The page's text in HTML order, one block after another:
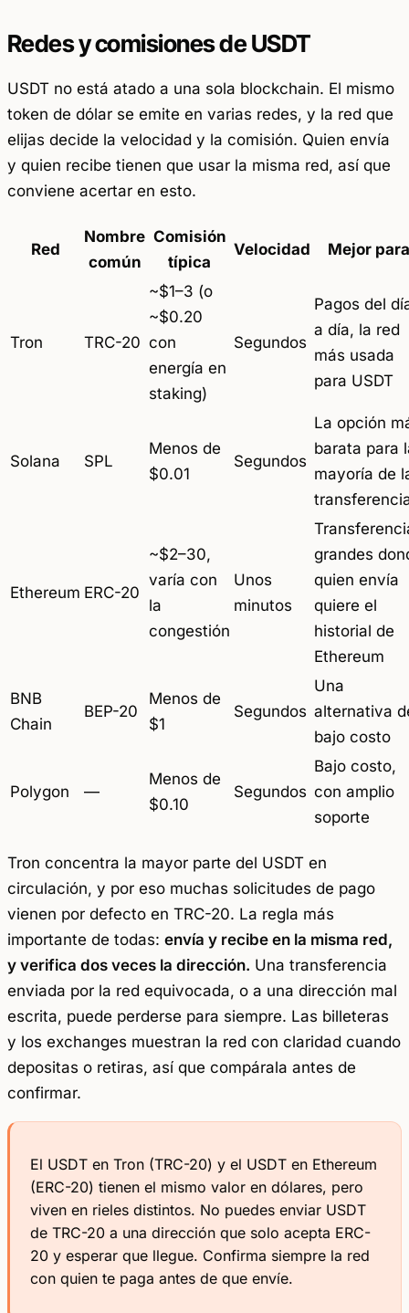
Redes y comisiones de USDT
USDT no está atado a una sola blockchain. El mismo
token de dólar se emite en varias redes, y la red que
elijas decide la velocidad y la comisión. Quien envía
y quien recibe tienen que usar la misma red, así que
conviene acertar en esto.
Red
Nombre
común
Comisión
típica
Velocidad Mejor para
Tron TRC-20
~$1–3 (o
~$0.20
con
energía en
staking)
Segundos
Pagos del
a día, la red
más usada
para USDT
Solana SPL
Menos de
$0.01
Segundos
La opción
barata para
mayoría de
Ethereum ERC-20
~$2–30,
varía con
la
congestión
Unos
minutos
grandes
quien envía
quiere el
historial de
Ethereum
BNB
Chain
BEP-20
Menos de
$1
Segundos
Una
alternativa
bajo costo
Polygon —
Menos de
$0.10
Segundos
Bajo costo,
con amplio
soporte
Tron concentra la mayor parte del USDT en
circulación, y por eso muchas solicitudes de pago
vienen por defecto en TRC-20. La regla más
importante de todas: envía y recibe en la misma red,
y verifica dos veces la dirección. Una transferencia
enviada por la red equivocada, o a una dirección mal
escrita, puede perderse para siempre. Las billeteras
y los exchanges muestran la red con claridad cuando
depositas o retiras, así que compárala antes de
confirmar.
El USDT en Tron (TRC-20) y el USDT en Ethereum
(ERC-20) tienen el mismo valor en dólares, pero
viven en rieles distintos. No puedes enviar USDT
de TRC-20 a una dirección que solo acepta ERC-
20 y esperar que llegue. Confirma siempre la red
con quien te paga antes de que envíe.